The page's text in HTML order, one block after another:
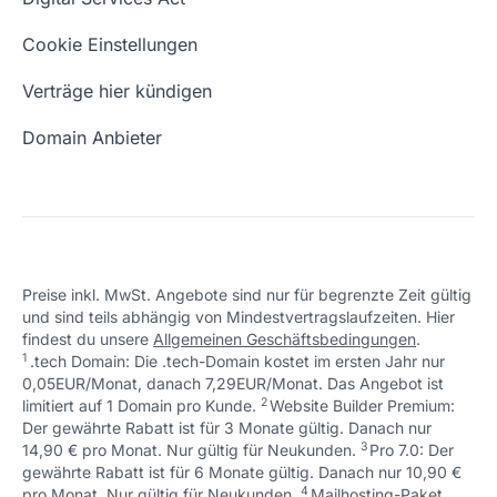
Schön, dass ich dir helfen konnte.
Tut mir leid, du erreichst uns unter:
+49 (0) 451 / 70 99 70
support@checkdomain.de
Schön, dass ich dir helfen konnte.
Tut mir leid, du erreichst uns unter:
+49 (0) 451 / 70 99 70
support@checkdomain.de
Schön, dass ich dir helfen konnte.
Tut mir leid, du erreichst uns unter:
+49 (0) 451 / 70 99 70oder
support@checkdomain.de
Schön, dass ich dir helfen konnte.
Tut mir leid, du erreichst uns unter:
+49 (0) 451 / 70 99 70oder
support@checkdomain.de
Schön, dass ich dir helfen konnte.
Tut mir leid, du erreichst uns unter:
+49 (0) 451 / 70 99 70oder
support@checkdomain.de
Domain Umzug
Wie ist meine IP?
Email Adresse erstellen
Cookie Einstellungen
Verträge hier kündigen
Domain Anbieter
Preise inkl. MwSt. Angebote sind nur für begrenzte Zeit gültig
und sind teils abhängig von Mindestvertragslaufzeiten. Hier
findest du unsere Allgemeinen Geschäftsbedingungen.
1 .tech Domain: Die .tech-Domain kostet im ersten Jahr nur
0,05EUR/Monat, danach 7,29EUR/Monat. Das Angebot ist
limitiert auf 1 Domain pro Kunde. ↩ 1
2 Website Builder Premium:
Der gewährte Rabatt ist für 3 Monate gültig. Danach nur
14,90 € pro Monat. Nur gültig für Neukunden. ↩ 1
3 Pro 7.0: Der
gewährte Rabatt ist für 6 Monate gültig. Danach nur 10,90 €
↩ 1
4